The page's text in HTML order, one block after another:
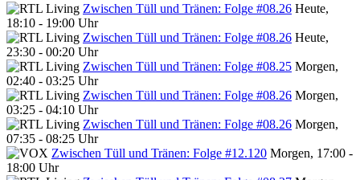
Zwischen Tüll und Tränen: Folge #08.26 Heute,
18:10 - 19:00 Uhr
Zwischen Tüll und Tränen: Folge #08.26 Heute,
23:30 - 00:20 Uhr
Zwischen Tüll und Tränen: Folge #08.25 Morgen,
02:40 - 03:25 Uhr
Zwischen Tüll und Tränen: Folge #08.26 Morgen,
03:25 - 04:10 Uhr
Zwischen Tüll und Tränen: Folge #08.26 Morgen,
07:35 - 08:25 Uhr
Zwischen Tüll und Tränen: Folge #12.120 Morgen, 17:00 -
18:00 Uhr